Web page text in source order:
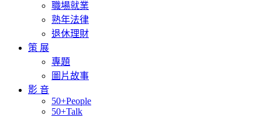
職場就業
熟年法律
退休理財
策 展
專題
圖片故事
影 音
50+People
50+Talk